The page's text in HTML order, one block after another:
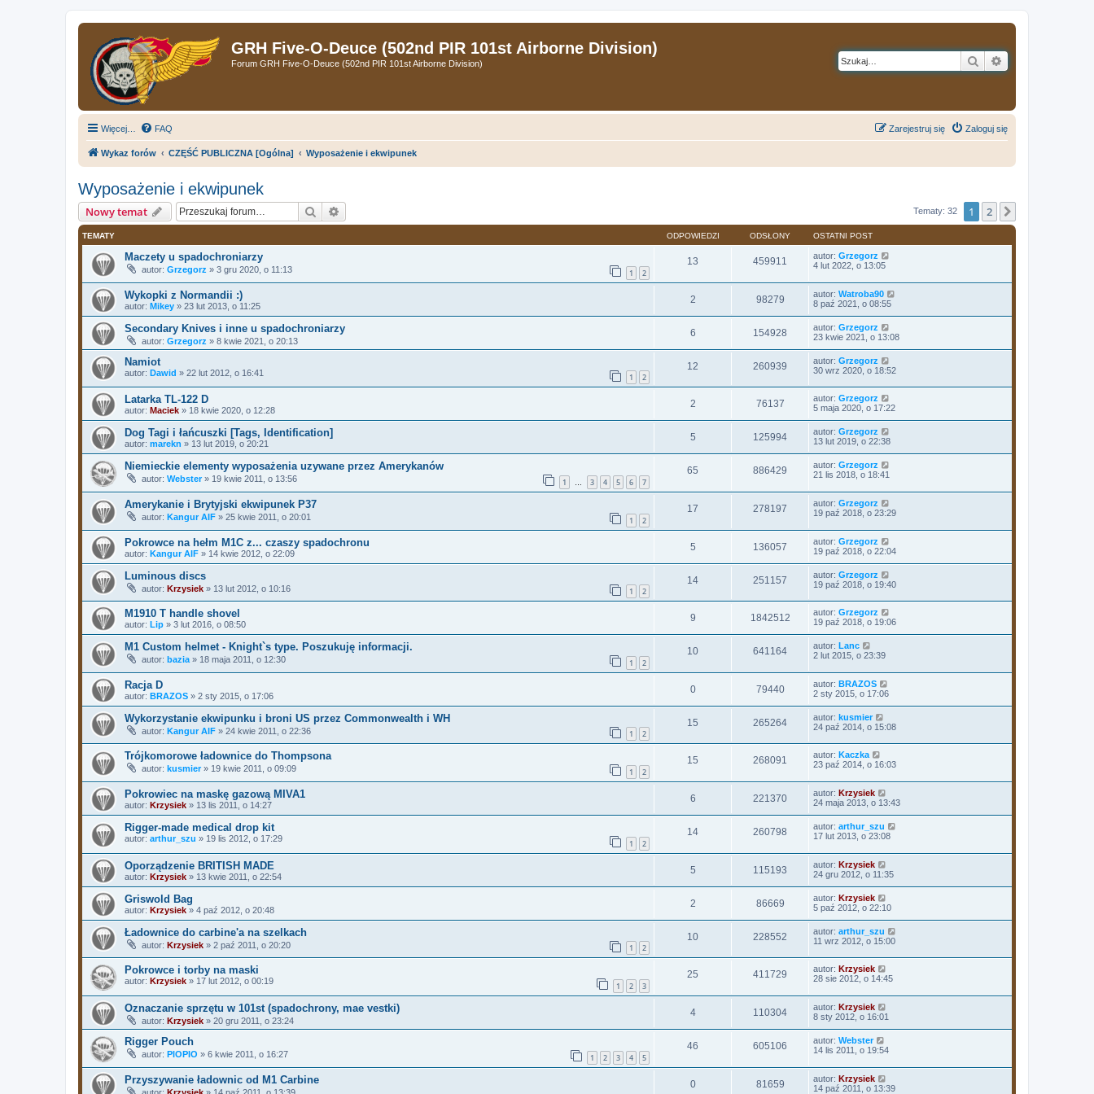
GRH Five-O-Deuce (502nd PIR 101st Airborne Division)
Forum GRH Five-O-Deuce (502nd PIR 101st Airborne Division) Szukaj
Więcej… FAQ Zaloguj się
Zarejestruj się
Wykaz forów CZĘŚĆ PUBLICZNA [Ogólna] Wyposażenie i ekwipunek
Wyposażenie i ekwipunek
Nowy temat Szukaj Tematy: 32 1 2
TEMATY ODPOWIEDZI ODSŁONY OSTATNI POST
Maczety u spadochroniarzy
autor: Grzegorz » 3 gru 2020, o 11:13 1 2
13 459911 autor: Grzegorz
4 lut 2022, o 13:05
Wykopki z Normandii :)
autor: Mikey » 23 lut 2013, o 11:25
2 98279 autor: Watroba90
8 paź 2021, o 08:55
Secondary Knives i inne u spadochroniarzy
autor: Grzegorz » 8 kwie 2021, o 20:13
6 154928 autor: Grzegorz
23 kwie 2021, o 13:08
Namiot
autor: Dawid » 22 lut 2012, o 16:41 1 2
12 260939 autor: Grzegorz
30 wrz 2020, o 18:52
Latarka TL-122 D
autor: Maciek » 18 kwie 2020, o 12:28
2 76137 autor: Grzegorz
5 maja 2020, o 17:22
Dog Tagi i łańcuszki [Tags, Identification]
autor: marekn » 13 lut 2019, o 20:21
5 125994 autor: Grzegorz
13 lut 2019, o 22:38
Niemieckie elementy wyposażenia uzywane przez Amerykanów
autor: Webster» 19 kwie 2011, o 13:56 1 … 3 4 5 6 7
65 886429 autor: Grzegorz
21 lis 2018, o 18:41
Amerykanie i Brytyjski ekwipunek P37
autor: Kangur AIF » 25 kwie 2011, o 20:01 1 2
17 278197 autor: Grzegorz
19 paź 2018, o 23:29
Pokrowce na hełm M1C z... czaszy spadochronu
autor: Kangur AIF » 14 kwie 2012, o 22:09
5 136057 autor: Grzegorz
19 paź 2018, o 22:04
Luminous discs
autor: Krzysiek » 13 lut 2012, o 10:16 1 2
14 251157 autor: Grzegorz
19 paź 2018, o 19:40
M1910 T handle shovel
autor: Lip » 3 lut 2016, o 08:50
9 1842512 autor: Grzegorz
19 paź 2018, o 19:06
M1 Custom helmet - Knight`s type. Poszukuję informacji.
autor: bazia » 18 maja 2011, o 12:30 1 2
10 641164 autor: Lanc
2 lut 2015, o 23:39
Racja D
autor: BRAZOS » 2 sty 2015, o 17:06
0 79440 autor: BRAZOS
2 sty 2015, o 17:06
Wykorzystanie ekwipunku i broni US przez Commonwealth i WH
autor: Kangur AIF » 24 kwie 2011, o 22:36 1 2
15 265264 autor: kusmier
24 paź 2014, o 15:08
Trójkomorowe ładownice do Thompsona
autor: kusmier» 19 kwie 2011, o 09:09 1 2
15 268091 autor: Kaczka
23 paź 2014, o 16:03
Pokrowiec na maskę gazową MIVA1
autor: Krzysiek » 13 lis 2011, o 14:27
6 221370 autor: Krzysiek
24 maja 2013, o 13:43
Rigger-made medical drop kit
autor: arthur_szu » 19 lis 2012, o 17:29 1 2
14 260798 autor: arthur_szu
17 lut 2013, o 23:08
Oporządzenie BRITISH MADE
autor: Krzysiek » 13 kwie 2011, o 22:54
5 115193 autor: Krzysiek
24 gru 2012, o 11:35
Griswold Bag
autor: Krzysiek » 4 paź 2012, o 20:48
2 86669 autor: Krzysiek
5 paź 2012, o 22:10
Ładownice do carbine'a na szelkach
autor: Krzysiek » 2 paź 2011, o 20:20 1 2
10 228552 autor: arthur_szu
11 wrz 2012, o 15:00
Pokrowce i torby na maski
autor: Krzysiek » 17 lut 2012, o 00:19 1 2 3
25 411729 autor: Krzysiek
28 sie 2012, o 14:45
Oznaczanie sprzętu w 101st (spadochrony, mae vestki)
autor: Krzysiek » 20 gru 2011, o 23:24
4 110304 autor: Krzysiek
8 sty 2012, o 16:01
Rigger Pouch
autor: PIOPIO » 6 kwie 2011, o 16:27 1 2 3 4 5
46 605106 autor: Webster
14 lis 2011, o 19:54
Przyszywanie ładownic od M1 Carbine 0 81659 autor: Krzysiek
14 paź 2011, o 13:39